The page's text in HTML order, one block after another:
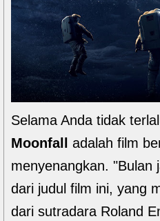
Selama Anda tidak
Moonfall
adalah film
menyenangkan. "Bulan
dari judul film ini, yang
dari sutradara Roland